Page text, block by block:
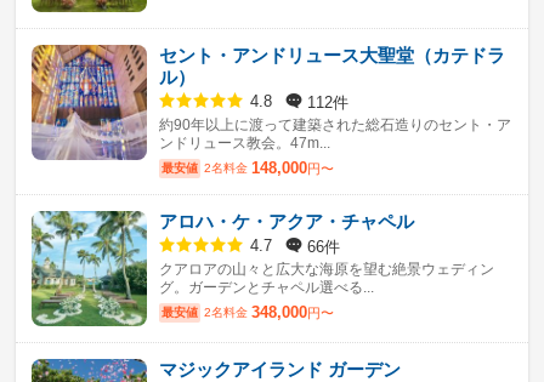
セント・アンドリュース大聖堂（カテドラ
ル）
4.8 112件
約90年以上に渡って建築された総石造りのセント・ア
ンドリュース教会。47m...
最安値 2名料金 148,000円〜
アロハ・ケ・アクア・チャペル
4.7 66件
クアロアの山々と広大な海原を望む絶景ウェディン
グ。ガーデンとチャペル選べる...
最安値 2名料金 348,000円〜
マジックアイランド ガーデン